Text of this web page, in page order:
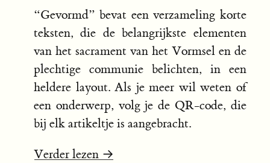
“Gevormd” bevat een verzameling korte
teksten, die de belangrijkste elementen
van het sacrament van het Vormsel en de
plechtige communie belichten, in een
heldere layout. Als je meer wil weten of
een onderwerp, volg je de QR-code, die
bij elk artikeltje is aangebracht.
Verder lezen →